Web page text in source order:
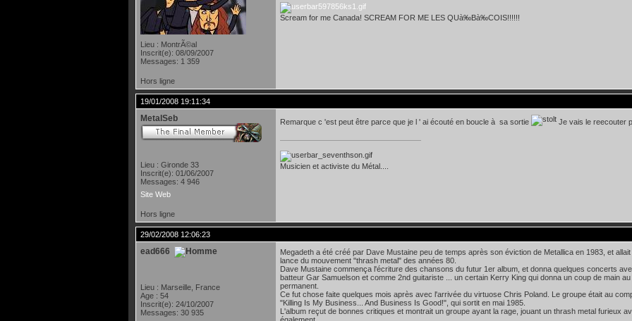
Lieu : MontrÃ©al
Inscrit(e): 08/09/2007
Messages: 1 359
Scream for me Canada! SCREAM FOR ME LES QUà‰Bà‰COIS!!!!!!
Hors ligne
19/01/2008 19:11:34
MetalSeb
Lieu : Gironde 33
Inscrit(e): 01/06/2007
Messages: 4 946
Site Web
Remarque c 'est peut être parce que je l ' ai écouté en boucle à sa sortie Je vais le reecouter
Musicien et activiste du Métal....
Hors ligne
29/02/2008 12:06:23
ead666
Lieu : Marseille, France
Age : 54
Inscrit(e): 24/10/2007
Messages: 30 935
Megadeth a été créé par Dave Mustaine peu de temps après son éviction de Metallica en 1983, et
lance du mouvement "thrash metal" des années 80.
Dave Mustaine commença l'écriture des chansons du futur 1er album, et donna quelques concerts
batteur Gar Samuelson et comme 2nd guitariste ... un certain Kerry King qui donna un coup de main
permanent.
Ce fut chose faite quelques mois après avec l'arrivée du virtuose Chris Poland. Le groupe était au
"Killing Is My Business... And Business Is Good!", qui sortit en mai 1985.
L'album reçut de bonnes critiques et montrait un groupe ayant la rage, jouant un thrash metal furieux